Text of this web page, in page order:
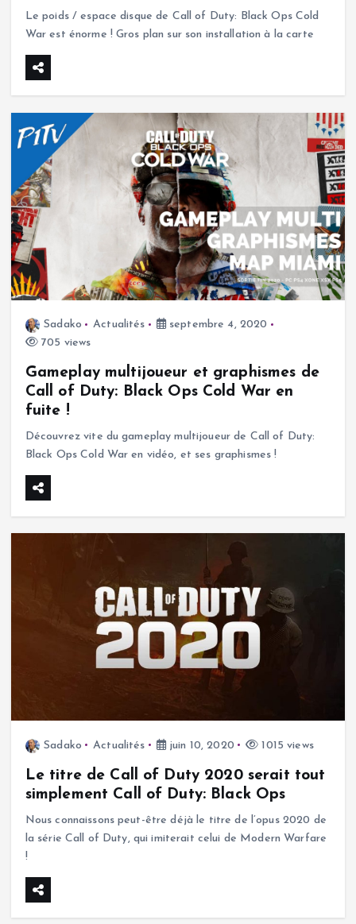
Le poids / espace disque de Call of Duty: Black Ops Cold
War est énorme ! Gros plan sur son installation à la carte
Sadako Actualités
septembre 4, 2020
705 views
Gameplay multijoueur et graphismes de
Call of Duty: Black Ops Cold War en
fuite !
Découvrez vite du gameplay multijoueur de Call of Duty:
Black Ops Cold War en vidéo, et ses graphismes !
Sadako Actualités juin 10, 2020 1015 views
Le titre de Call of Duty 2020 serait tout
simplement Call of Duty: Black Ops
Nous connaissons peut-être déjà le titre de l’opus 2020 de
la série Call of Duty, qui imiterait celui de Modern Warfare
!